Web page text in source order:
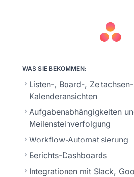
WAS SIE BEKOMMEN:
Listen-, Board-,
Kalenderansichten
Aufgabenabhängigkeiten
Meilensteinverfolgung
Workflow-Automatisierung
Berichts-Dashboards
Integrationen mit Slack,